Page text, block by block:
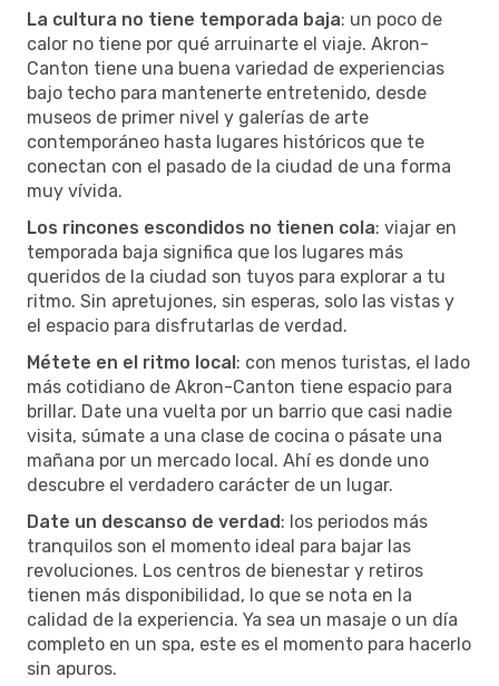
La cultura no tiene temporada baja: un poco de
calor no tiene por qué arruinarte el viaje. Akron-
Canton tiene una buena variedad de experiencias
bajo techo para mantenerte entretenido, desde
museos de primer nivel y galerías de arte
contemporáneo hasta lugares históricos que te
conectan con el pasado de la ciudad de una forma
muy vívida.
Los rincones escondidos no tienen cola: viajar en
temporada baja significa que los lugares más
queridos de la ciudad son tuyos para explorar a tu
ritmo. Sin apretujones, sin esperas, solo las vistas y
el espacio para disfrutarlas de verdad.
Métete en el ritmo local: con menos turistas, el lado
más cotidiano de Akron-Canton tiene espacio para
brillar. Date una vuelta por un barrio que casi nadie
visita, súmate a una clase de cocina o pásate una
mañana por un mercado local. Ahí es donde uno
descubre el verdadero carácter de un lugar.
Date un descanso de verdad: los periodos más
tranquilos son el momento ideal para bajar las
revoluciones. Los centros de bienestar y retiros
tienen más disponibilidad, lo que se nota en la
calidad de la experiencia. Ya sea un masaje o un día
completo en un spa, este es el momento para hacerlo
sin apuros.